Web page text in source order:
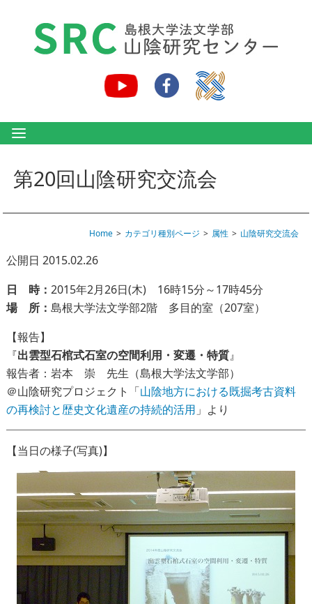
第20回山陰研究交流会
Home カテゴリ種別ページ 属性 山陰研究交流会
公開日 2015.02.26
日 時： 2015年2月26日(木) 16時15分～17時45分
場 所： 島根大学法文学部2階 多目的室（207室）
【報告】
『出雲型石棺式石室の空間利用・変遷・特質』
報告者：岩本 崇 先生（島根大学法文学部）
＠山陰研究プロジェクト「山陰地方における既掘考古資料
の再検討と歴史文化遺産の持続的活用 」より
【当日の様子(写真)】